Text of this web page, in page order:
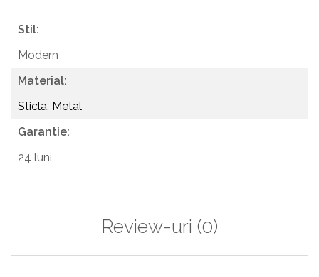
Stil:
Modern
Material:
Sticla, Metal
Garantie:
24 luni
Review-uri (0)